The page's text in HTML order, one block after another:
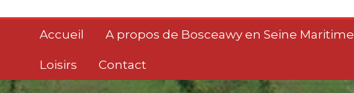
contenuAccueil A propos de Bosceawy en Seine Maritime
Loisirs Contact